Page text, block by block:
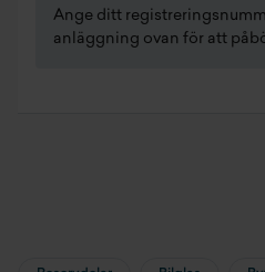
Ange ditt
anläggning ovan för att